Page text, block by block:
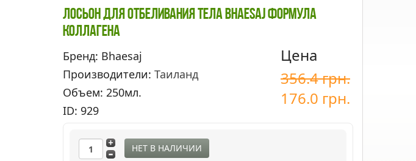
Лосьон Для Отбеливания Тела Bhaesaj Формула
Коллагена
Бренд: Bhaesaj
Производители: Таиланд
Объем: 250мл.
ID: 929
Цена
356.4грн.
176.0 грн.
НЕТ В НАЛИЧИИ